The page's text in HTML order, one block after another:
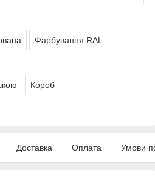
Фарбування RAL
Короб
Доставка Оплата Умови